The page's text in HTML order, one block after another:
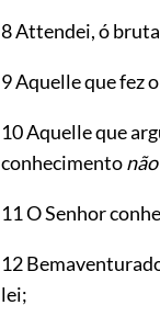
8 Attendei, ó
9 Aquelle que fez
10 Aquelle que
conhecimento
11 O Senhor
12
lei;